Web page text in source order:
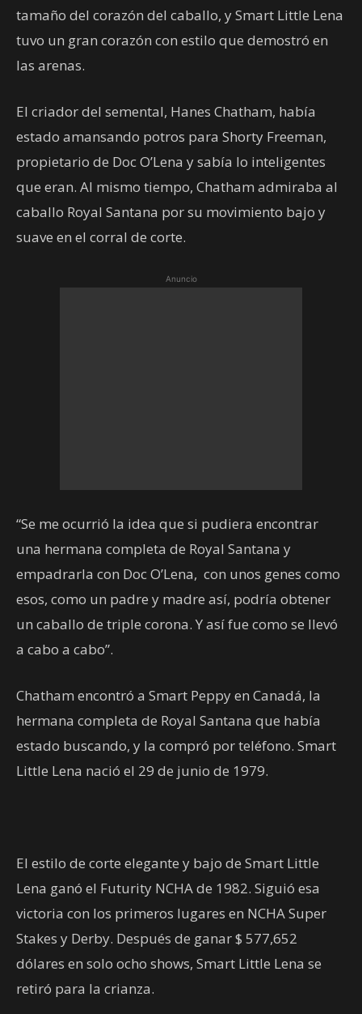
tamaño del corazón del caballo, y Smart Little Lena
tuvo un gran corazón con estilo que demostró en
las arenas.
El criador del semental, Hanes Chatham, había
estado amansando potros para Shorty Freeman,
propietario de Doc O’Lena y sabía lo inteligentes
que eran. Al mismo tiempo, Chatham admiraba al
caballo Royal Santana por su movimiento bajo y
suave en el corral de corte.
Anuncio
“Se me ocurrió la idea que si pudiera encontrar
una hermana completa de Royal Santana y
empadrarla con Doc O’Lena, con unos genes como
esos, como un padre y madre así, podría obtener
un caballo de triple corona. Y así fue como se llevó
a cabo a cabo”.
Chatham encontró a Smart Peppy en Canadá, la
hermana completa de Royal Santana que había
estado buscando, y la compró por teléfono. Smart
Little Lena nació el 29 de junio de 1979.
El estilo de corte elegante y bajo de Smart Little
Lena ganó el Futurity NCHA de 1982. Siguió esa
victoria con los primeros lugares en NCHA Super
Stakes y Derby. Después de ganar $ 577,652
dólares en solo ocho shows, Smart Little Lena se
retiró para la crianza.